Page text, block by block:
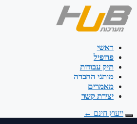
דלג
לתוכן
ראשי
פרופיל
תיק עבודות
מותגי החברה
מאמרים
יצירת קשר
ייעוץ חינם ←